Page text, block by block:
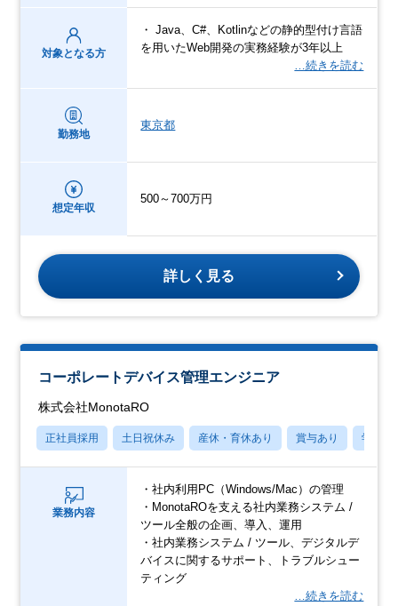
対象となる方
・ Java、C#、Kotlinなどの静的型付け言語
を用いたWeb開発の実務経験が3年以上
…続きを読む
勤務地
東京都
想定年収
500～700万円
詳しく見る
コーポレートデバイス管理エンジニア
株式会社MonotaRO
正社員採用 土日祝休み 産休・育休あり 賞与あり 学歴不
業務内容
・社内利用PC（Windows/Mac）の管理
・MonotaROを支える社内業務システム /
ツール全般の企画、導入、運用
・社内業務システム / ツール、デジタルデ
バイスに関するサポート、トラブルシュー
ティング
…続きを読む